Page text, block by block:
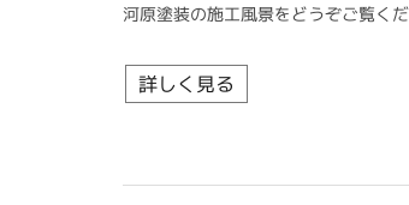
河原塗装の施工風景をどうぞご覧くだ
詳しく見る